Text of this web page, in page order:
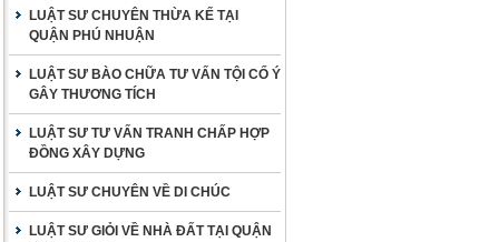
LUẬT SƯ CHUYÊN THỪA KẾ TẠI
QUẬN PHÚ NHUẬN
LUẬT SƯ BÀO CHỮA TƯ VẤN TỘI CỐ Ý
GÂY THƯƠNG TÍCH
LUẬT SƯ TƯ VẤN TRANH CHẤP HỢP
ĐỒNG XÂY DỰNG
LUẬT SƯ CHUYÊN VỀ DI CHÚC
LUẬT SƯ GIỎI VỀ NHÀ ĐẤT TẠI QUẬN